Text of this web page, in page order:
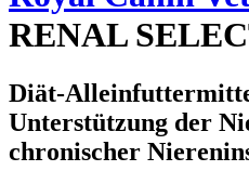
RENAL
Diät-
Unterstützung der
chronischer